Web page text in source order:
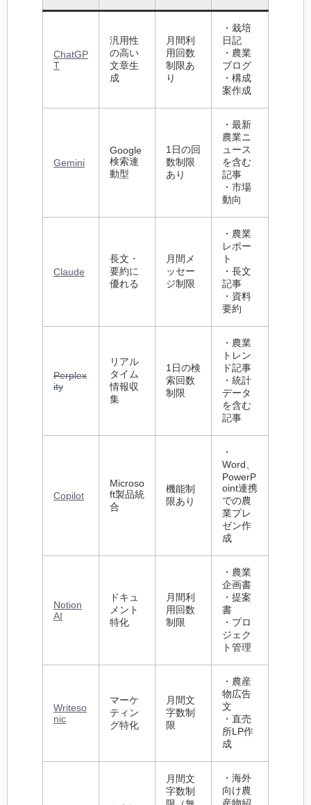
ChatGP
T
汎用性
の高い
文章生
成
月間利
用回数
制限あ
り
・栽培
日記
・農業
ブログ
・構成
案作成
Gemini
Google
検索連
動型
1日の回
数制限
あり
・最新
農業ニ
ュース
を含む
記事
・市場
動向
Claude
長文・
要約に
優れる
月間メ
ッセー
ジ制限
・農業
レポー
ト
・長文
記事
・資料
要約
Perplex
ity
リアル
タイム
情報収
集
1日の検
索回数
制限
・農業
トレン
ド記事
・統計
データ
を含む
記事
Copilot
Microso
ft 製品統
合
機能制
限あり
・
Word、
PowerP
oint連携
での農
業プレ
ゼン作
成
Notion
AI
ドキュ
メント
特化
月間利
用回数
制限
・農業
企画書
・提案
書
・プロ
ジェク
ト管理
Writeso
nic
マーケ
ティン
グ特化
月間文
字数制
限
・農産
物広告
文
・直売
所LP作
成
月間文
字数制
・海外
向け農
産物紹